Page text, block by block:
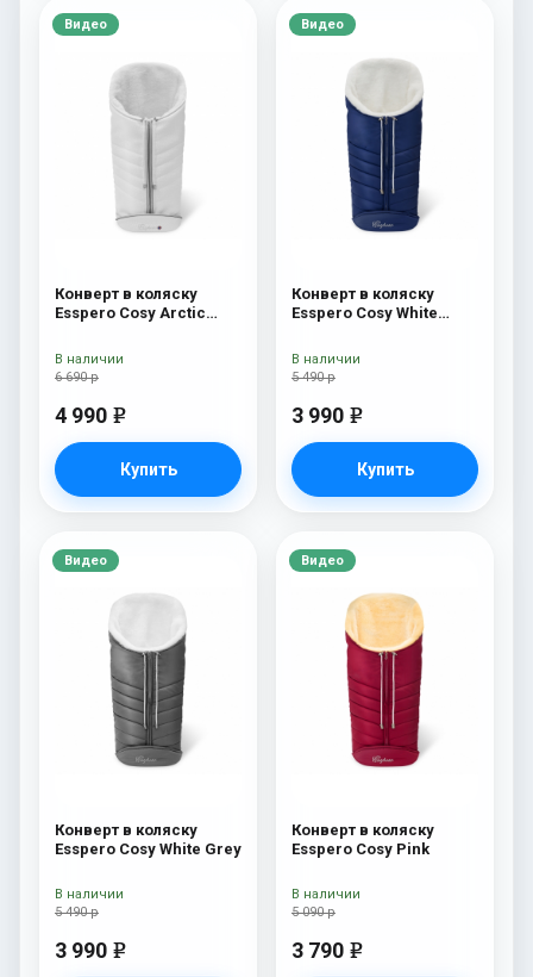
Видео
Конверт в коляску
Esspero Cosy Arctic
6 690 р
4 990 e
Купить
В наличии
Видео
Конверт в коляску
Esspero Cosy White
5 490 р
3 990 e
Купить
В наличии
Видео
Конверт в коляску
Esspero Cosy White Grey
5 490 р
3 990 e
В наличии
Видео
Конверт в коляску
Esspero Cosy Pink
5 090 р
3 790 e
В наличии